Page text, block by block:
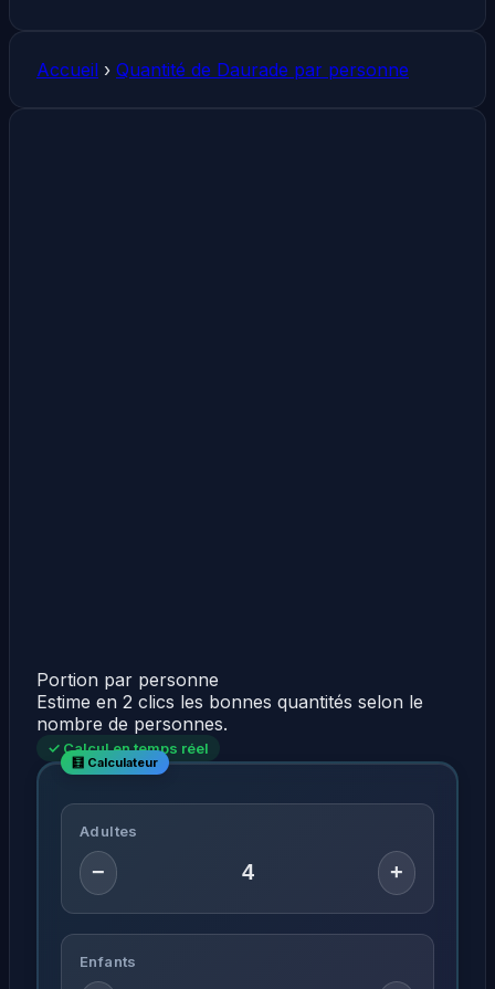
Accueil › Quantité de Daurade par personne
Portion par personne
Estime en 2 clics les bonnes quantités selon le
nombre de personnes.
✓ Calcul en temps réel
Adultes
− +
Enfants